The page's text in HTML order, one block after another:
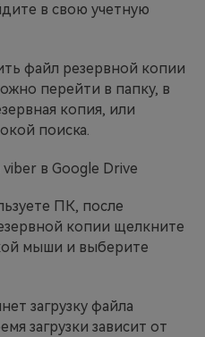
в свою учетную
файл резервной копии
перейти в папку, в
копия, или
поиска.
ПК, после
копии щелкните
мыши и выберите
загрузку файла
загрузки зависит от